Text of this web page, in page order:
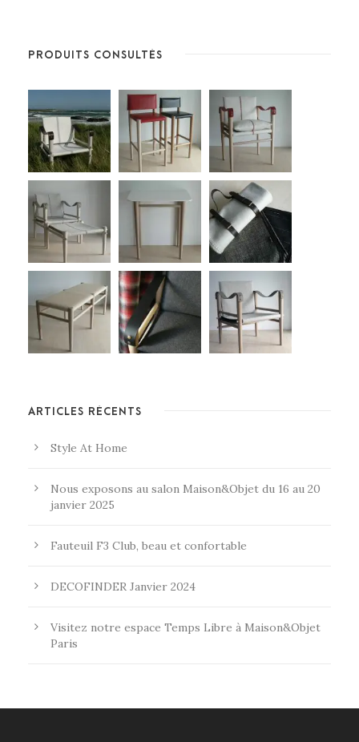
PRODUITS CONSULTÉS
ARTICLES RÉCENTS
Style At Home
Nous exposons au salon Maison&Objet du 16 au 20
janvier 2025
Fauteuil F3 Club, beau et confortable
DECOFINDER Janvier 2024
Visitez notre espace Temps Libre à Maison&Objet
Paris